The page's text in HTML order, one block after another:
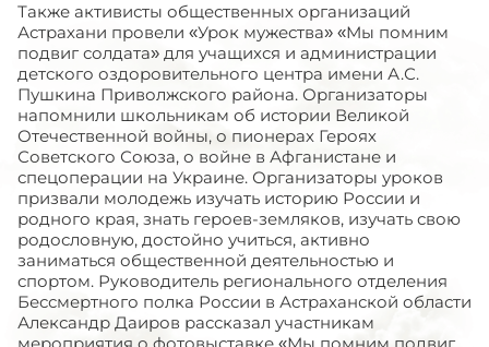
Также активисты общественных организаций
Астрахани провели «Урок мужества» «Мы помним
подвиг солдата» для учащихся и администрации
детского оздоровительного центра имени А.С.
Пушкина Приволжского района. Организаторы
напомнили школьникам об истории Великой
Отечественной войны, о пионерах Героях
Советского Союза, о войне в Афганистане и
спецоперации на Украине. Организаторы уроков
призвали молодежь изучать историю России и
родного края, знать героев-земляков, изучать свою
родословную, достойно учиться, активно
заниматься общественной деятельностью и
спортом. Руководитель регионального отделения
Бессмертного полка России в Астраханской области
Александр Даиров рассказал участникам